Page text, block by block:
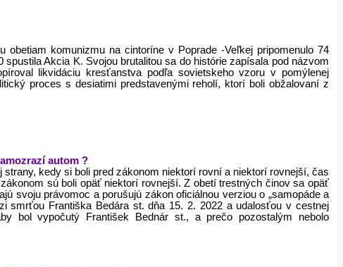
komunizmu na cintoríne v Poprade -Veľkej pripomenulo 74
Akcia K. Svojou brutalitou sa do histórie zapísala pod názvom
likvidáciu kresťanstva podľa sovietskeho vzoru v pomýlenej
proces s desiatimi predstavenými reholí, ktorí boli obžalovaní z
autom ?
kedy si boli pred zákonom niektorí rovní a niektorí rovnejší, čas
sú boli opäť niektorí rovnejší. Z obetí trestných činov sa opäť
svoju právomoc a porušujú zákon oficiálnou verziou o „samopáde a
smrťou Františka Bedára st. dňa 15. 2. 2022 a udalosťou v cestnej
bol vypočutý František Bednár st., a prečo pozostalým nebolo